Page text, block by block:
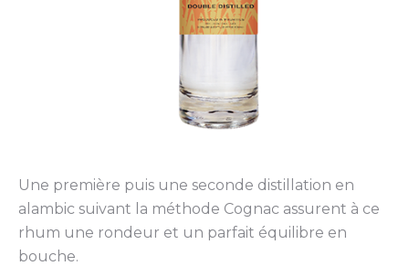
Une première puis une seconde distillation en
alambic suivant la méthode Cognac assurent à ce
rhum une rondeur et un parfait équilibre en
bouche.